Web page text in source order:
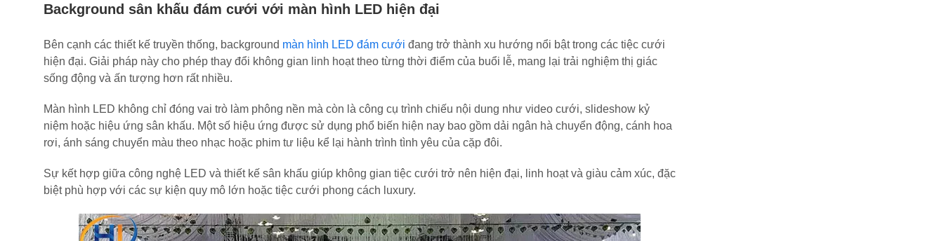
Background sân khấu đám cưới với màn hình LED hiện đại
Bên cạnh các thiết kế truyền thống, background màn hình LED đám cưới đang trở thành xu hướng nổi bật trong các tiệc cưới
hiện đại. Giải pháp này cho phép thay đổi không gian linh hoạt theo từng thời điểm của buổi lễ, mang lại trải nghiệm thị giác
sống động và ấn tượng hơn rất nhiều.
Màn hình LED không chỉ đóng vai trò làm phông nền mà còn là công cụ trình chiếu nội dung như video cưới, slideshow kỷ
niệm hoặc hiệu ứng sân khấu. Một số hiệu ứng được sử dụng phổ biến hiện nay bao gồm dải ngân hà chuyển động, cánh hoa
rơi, ánh sáng chuyển màu theo nhạc hoặc phim tư liệu kể lại hành trình tình yêu của cặp đôi.
Sự kết hợp giữa công nghệ LED và thiết kế sân khấu giúp không gian tiệc cưới trở nên hiện đại, linh hoạt và giàu cảm xúc, đặc
biệt phù hợp với các sự kiện quy mô lớn hoặc tiệc cưới phong cách luxury.